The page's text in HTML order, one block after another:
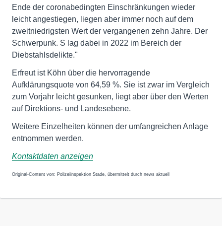
Ende der coronabedingten Einschränkungen wieder
leicht angestiegen, liegen aber immer noch auf dem
zweitniedrigsten Wert der vergangenen zehn Jahre. Der
Schwerpunk. S lag dabei in 2022 im Bereich der
Diebstahlsdelikte."
Erfreut ist Köhn über die hervorragende
Aufklärungsquote von 64,59 %. Sie ist zwar im Vergleich
zum Vorjahr leicht gesunken, liegt aber über den Werten
auf Direktions- und Landesebene.
Weitere Einzelheiten können der umfangreichen Anlage
entnommen werden.
Kontaktdaten anzeigen
Original-Content von: Polizeiinspektion Stade, übermittelt durch news aktuell